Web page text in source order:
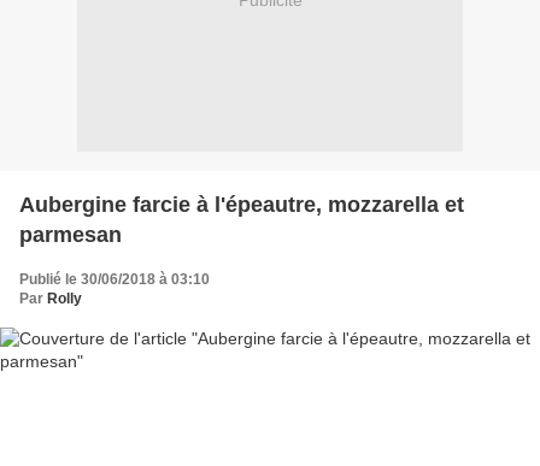
Aubergine farcie à l'épeautre, mozzarella et
parmesan
Publié le 30/06/2018 à 03:10
Par Rolly